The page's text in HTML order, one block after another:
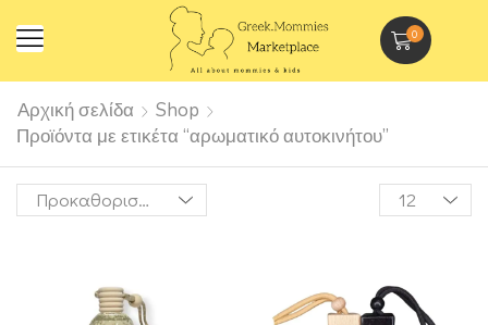
0
Αρχική σελίδα
Shop
Προϊόντα με ετικέτα “αρωματικό αυτοκινήτου”